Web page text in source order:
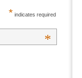
* indicates required
*